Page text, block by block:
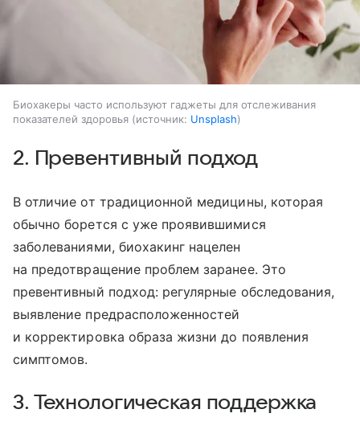
Биохакеры часто используют гаджеты для отслеживания
показателей здоровья
источник: Unsplash
2. Превентивный подход
В отличие от традиционной медицины, которая
обычно борется с уже проявившимися
заболеваниями, биохакинг нацелен
на предотвращение проблем заранее. Это
превентивный подход: регулярные обследования,
выявление предрасположенностей
и корректировка образа жизни до появления
симптомов.
3. Технологическая поддержка